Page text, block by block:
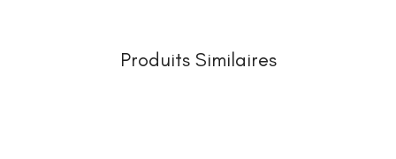
Produits Similaires